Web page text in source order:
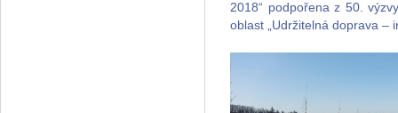
2018“ podpořena z 50.
oblast „Udržitelná doprava –